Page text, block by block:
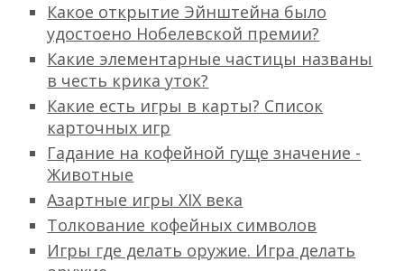
Какое открытие Эйнштейна было
удостоено Нобелевской премии?
Какие элементарные частицы названы
в честь крика уток?
Какие есть игры в карты? Список
карточных игр
Гадание на кофейной гуще значение -
Животные
Азартные игры XIX века
Толкование кофейных символов
Игры где делать оружие. Игра делать